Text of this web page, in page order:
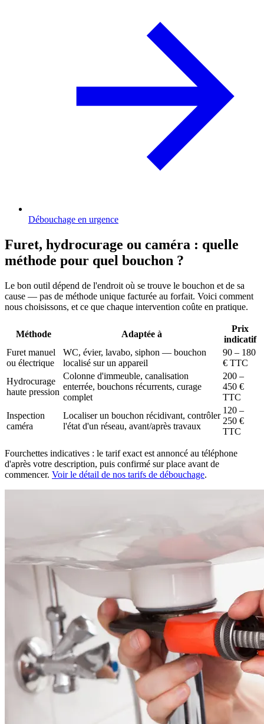
Débouchage en urgence
Furet, hydrocurage ou caméra : quelle
méthode pour quel bouchon ?
Le bon outil dépend de l'endroit où se trouve le bouchon et de sa
cause — pas de méthode unique facturée au forfait. Voici comment
nous choisissons, et ce que chaque intervention coûte en pratique.
Méthode Adaptée à
Prix
indicatif
Furet manuel
ou électrique
WC, évier, lavabo, siphon — bouchon
localisé sur un appareil
90 – 180
€ TTC
Hydrocurage
haute pression
Colonne d'immeuble, canalisation
enterrée, bouchons récurrents, curage
complet
200 –
450 €
TTC
Inspection
caméra
Localiser un bouchon récidivant, contrôler
l'état d'un réseau, avant/après travaux
120 –
250 €
TTC
Fourchettes indicatives : le tarif exact est annoncé au téléphone
d'après votre description, puis confirmé sur place avant de
commencer. Voir le détail de nos tarifs de débouchage.